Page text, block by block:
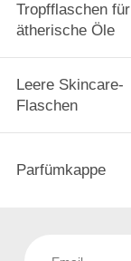
Tropfflaschen für
ätherische Öle
Leere Skincare-
Flaschen
Parfümkappe